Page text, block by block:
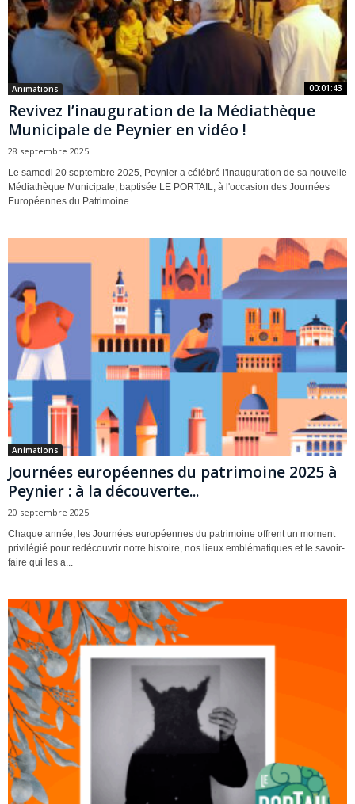
00:01:43
Animations
Revivez l’inauguration de la Médiathèque
Municipale de Peynier en vidéo !
28 septembre 2025
Le samedi 20 septembre 2025, Peynier a célébré l'inauguration de sa nouvelle
Médiathèque Municipale, baptisée LE PORTAIL, à l'occasion des Journées
Européennes du Patrimoine....
Animations
Journées européennes du patrimoine 2025 à
Peynier : à la découverte...
20 septembre 2025
Chaque année, les Journées européennes du patrimoine offrent un moment
privilégié pour redécouvrir notre histoire, nos lieux emblématiques et le savoir-
faire qui les a...